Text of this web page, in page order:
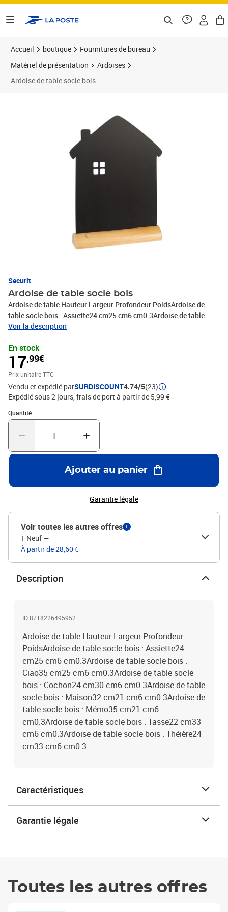
Accueil boutique
Fournitures de bureau
Matériel de présentation
Ardoises
Ardoise de table socle bois
Securit
Ardoise de table socle bois
Ardoise de table Hauteur Largeur Profondeur PoidsArdoise de
table socle bois : Assiette24 cm25 cm6 cm0.3Ardoise de table
socle bois : Ciao35 cm25 cm6 cm0.3Ardoise de table socle bois :
cm21 cm6 cm0.3Ardoise de table socle bois : Mémo35 cm21 cm6
cm0.3Ardoise de table socle bois : Tasse22 cm33 cm6
cm0.3Ardoise de table socle bois : Théière24 cm33 cm6 cm0.3
Voir la description
En stock
17,99€
Prix unitaire TTC
Vendu et expédié parSURDISCOUNT4.74/5(23)
Expédié sous 2 jours, frais de port à partir de 5,99 €
Quantité
Quantité : 1
Ajouter au panier
Garantie légale
Voir toutes les autres offres 1
1 Neuf —
À partir de 28,60 €
Description
ID 8718226495952
Ardoise de table Hauteur Largeur Profondeur
PoidsArdoise de table socle bois : Assiette24
cm25 cm6 cm0.3Ardoise de table socle bois :
Ciao35 cm25 cm6 cm0.3Ardoise de table socle
bois : Cochon24 cm30 cm6 cm0.3Ardoise de table
socle bois : Maison32 cm21 cm6 cm0.3Ardoise de
table socle bois : Mémo35 cm21 cm6
cm0.3Ardoise de table socle bois : Tasse22 cm33
cm6 cm0.3Ardoise de table socle bois : Théière24
cm33 cm6 cm0.3
Caractéristiques
Garantie légale
Toutes les autres offres